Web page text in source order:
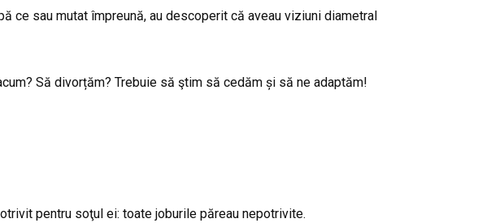
ce sau mutat împreună, au descoperit că aveau viziuni diametral
Să divorțăm? Trebuie să ştim să cedăm și să ne adaptăm!
pentru soţul ei: toate joburile păreau nepotrivite.